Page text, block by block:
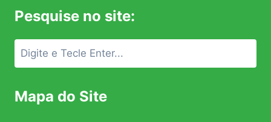
Pesquise no site:
Mapa do Site